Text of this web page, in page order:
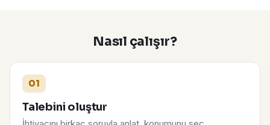
Nasıl çalışır?
01
Talebini oluştur